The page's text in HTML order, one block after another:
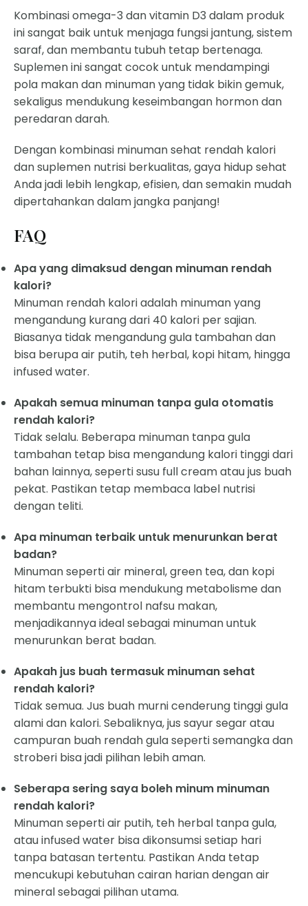
Kombinasi omega-3 dan vitamin D3 dalam produk
ini sangat baik untuk menjaga fungsi jantung, sistem
saraf, dan membantu tubuh tetap bertenaga.
Suplemen ini sangat cocok untuk mendampingi
pola makan dan minuman yang tidak bikin gemuk,
sekaligus mendukung keseimbangan hormon dan
peredaran darah.
Dengan kombinasi minuman sehat rendah kalori
dan suplemen nutrisi berkualitas, gaya hidup sehat
Anda jadi lebih lengkap, efisien, dan semakin mudah
dipertahankan dalam jangka panjang!
FAQ
Apa yang dimaksud dengan minuman rendah
kalori?
Minuman rendah kalori adalah minuman yang
mengandung kurang dari 40 kalori per sajian.
Biasanya tidak mengandung gula tambahan dan
bisa berupa air putih, teh herbal, kopi hitam, hingga
infused water.
Apakah semua minuman tanpa gula otomatis
rendah kalori?
Tidak selalu. Beberapa minuman tanpa gula
tambahan tetap bisa mengandung kalori tinggi dari
bahan lainnya, seperti susu full cream atau jus buah
pekat. Pastikan tetap membaca label nutrisi
dengan teliti.
Apa minuman terbaik untuk menurunkan berat
badan?
Minuman seperti air mineral, green tea, dan kopi
hitam terbukti bisa mendukung metabolisme dan
membantu mengontrol nafsu makan,
menjadikannya ideal sebagai minuman untuk
menurunkan berat badan.
Apakah jus buah termasuk minuman sehat
rendah kalori?
Tidak semua. Jus buah murni cenderung tinggi gula
alami dan kalori. Sebaliknya, jus sayur segar atau
campuran buah rendah gula seperti semangka dan
stroberi bisa jadi pilihan lebih aman.
Seberapa sering saya boleh minum minuman
rendah kalori?
Minuman seperti air putih, teh herbal tanpa gula,
atau infused water bisa dikonsumsi setiap hari
tanpa batasan tertentu. Pastikan Anda tetap
mencukupi kebutuhan cairan harian dengan air
mineral sebagai pilihan utama.